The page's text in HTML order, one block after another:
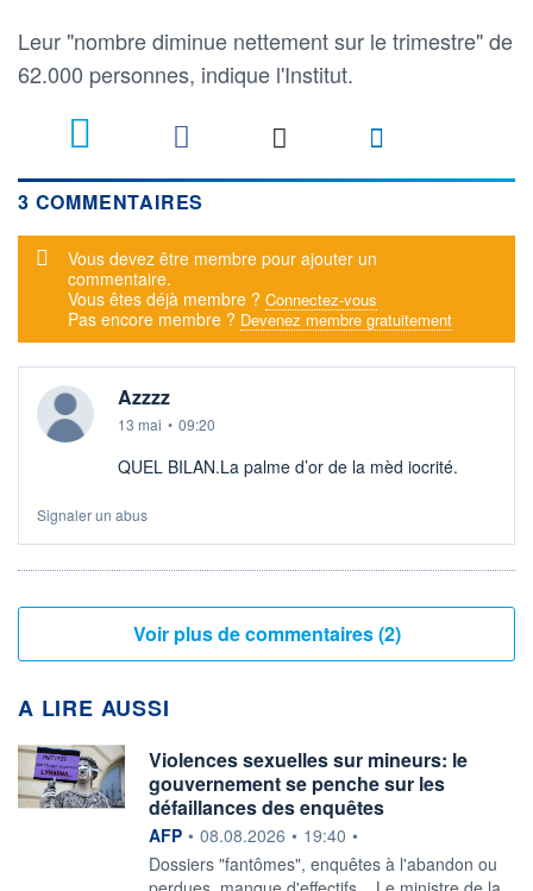
Leur "nombre diminue nettement sur le trimestre" de
62.000 personnes, indique l'Institut.
3 COMMENTAIRES
Message d'alerte
Vous devez être membre pour ajouter un
commentaire.
Vous êtes déjà membre ? Connectez-vous
Pas encore membre ? Devenez membre gratuitement
Azzzz
13 mai • 09:20
QUEL BILAN.La palme d’or de la mèd iocrité.
Signaler un abus
Voir plus de commentaires (2)
A LIRE AUSSI
Violences sexuelles sur mineurs: le
gouvernement se penche sur les
défaillances des enquêtes
information fournie par
AFP • 08.08.2026 • 19:40 •
Dossiers "fantômes", enquêtes à l'abandon ou